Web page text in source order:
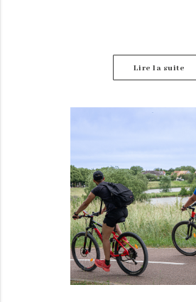
concernant les perturbations
Lire la suite